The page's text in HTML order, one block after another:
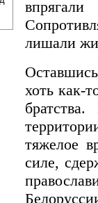
лишали
хоть как-
братства.
тяжелое
силе,